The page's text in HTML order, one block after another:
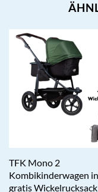
TFK Mono 2
Kombikinderwagen
gratis Wickelrucksack